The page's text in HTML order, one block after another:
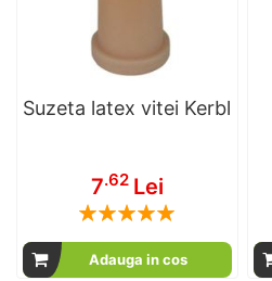
Suzeta latex vitei Kerbl
7.62 Lei
Rating:
Adauga in cos